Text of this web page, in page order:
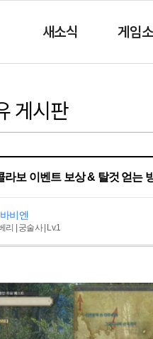
새소식 게임
게시판
라보 이벤트 보상 & 탈것 얻는
비엔
리 | 궁술사 | Lv.1